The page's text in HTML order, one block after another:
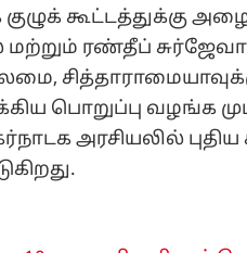
கூட்டத்துக்கு
ரண்தீப்
பொறுப்பு வழங்க
அரசியலில்